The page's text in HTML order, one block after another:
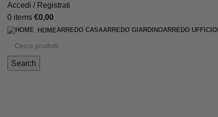
Accedi / Registrati
0 items €0,00
HOMEARREDO CASAARREDO GIARDINOARREDO UFFICIO
Search